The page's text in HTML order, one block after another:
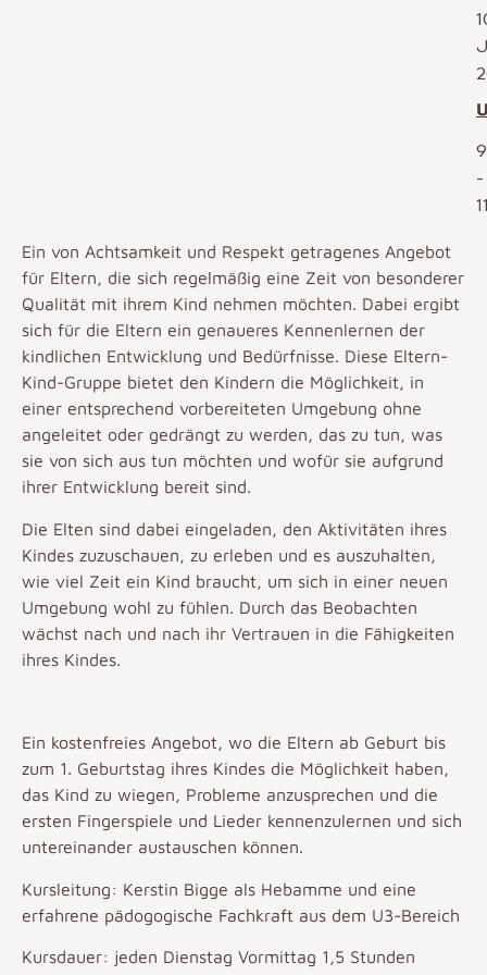
-
Ein von Achtsamkeit und Respekt getragenes Angebot
für Eltern, die sich regelmäßig eine Zeit von besonderer
Qualität mit ihrem Kind nehmen möchten. Dabei ergibt
sich für die Eltern ein genaueres Kennenlernen der
kindlichen Entwicklung und Bedürfnisse. Diese Eltern-
Kind-Gruppe bietet den Kindern die Möglichkeit, in
einer entsprechend vorbereiteten Umgebung ohne
angeleitet oder gedrängt zu werden, das zu tun, was
sie von sich aus tun möchten und wofür sie aufgrund
ihrer Entwicklung bereit sind.
Die Elten sind dabei eingeladen, den Aktivitäten ihres
Kindes zuzuschauen, zu erleben und es auszuhalten,
wie viel Zeit ein Kind braucht, um sich in einer neuen
Umgebung wohl zu fühlen. Durch das Beobachten
wächst nach und nach ihr Vertrauen in die Fähigkeiten
ihres Kindes.
Ein kostenfreies Angebot, wo die Eltern ab Geburt bis
zum 1. Geburtstag ihres Kindes die Möglichkeit haben,
das Kind zu wiegen, Probleme anzusprechen und die
ersten Fingerspiele und Lieder kennenzulernen und sich
untereinander austauschen können.
Kursleitung: Kerstin Bigge als Hebamme und eine
erfahrene pädogogische Fachkraft aus dem U3-Bereich
Kursdauer: jeden Dienstag Vormittag 1,5 Stunden